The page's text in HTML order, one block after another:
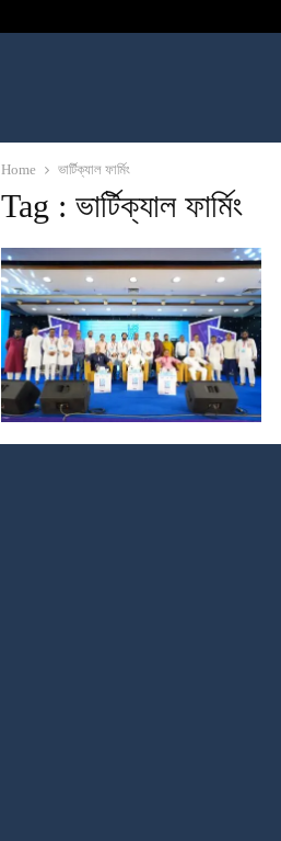
Home ভার্টিক্যাল ফার্মিং
Tag : ভার্টিক্যাল ফার্মিং